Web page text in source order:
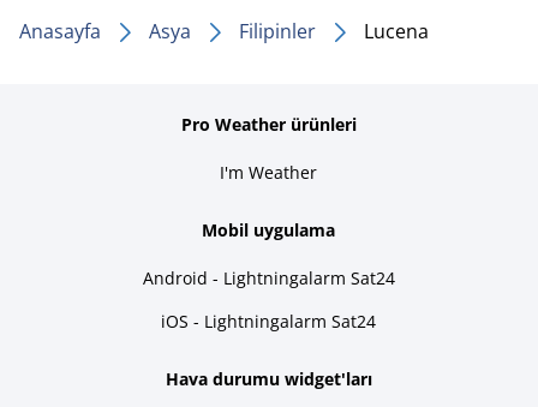
Anasayfa Asya Filipinler Lucena
Pro Weather ürünleri
I'm Weather
Mobil uygulama
Android - Lightningalarm Sat24
iOS - Lightningalarm Sat24
Hava durumu widget'ları